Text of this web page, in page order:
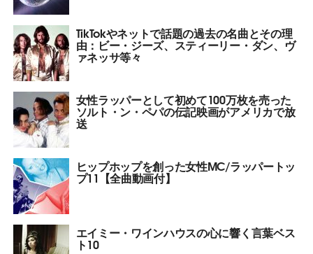
TikTokやネットで話題の過去の名曲とその理
由：ビー・ジーズ、スティーリー・ダン、ヴ
ァネッサ等々
女性ラッパーとして初めて100万枚を売った
ソルト・ン・ペパの伝記映画がアメリカで放
送
ヒップホップを創った女性MC/ラッパートッ
プ11【全曲動画付】
エイミー・ワインハウスの心に響く言葉ベス
ト10